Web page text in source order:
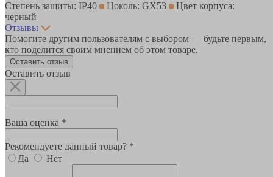
Степень защиты: IP40
Цоколь: GX53
Цвет корпуса:
черный
Отзывы
Помогите другим пользователям с выбором — будьте первым,
кто поделится своим мнением об этом товаре.
Оставить отзыв
Оставить отзыв
Ваша оценка *
Рекомендуете данный товар? *
Да
Нет